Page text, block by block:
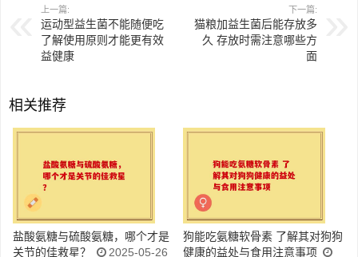
上一篇:
运动型益生菌不能随便吃
了解使用原则才能更有效
益健康
下一篇:
猫粮加益生菌后能存放多
久 存放时需注意哪些方
面
相关推荐
盐酸氨糖与硫酸氨糖，哪个才是
关节的佳救星？
2025-05-26
狗能吃氨糖软骨素 了解其对狗狗
健康的益处与食用注意事项